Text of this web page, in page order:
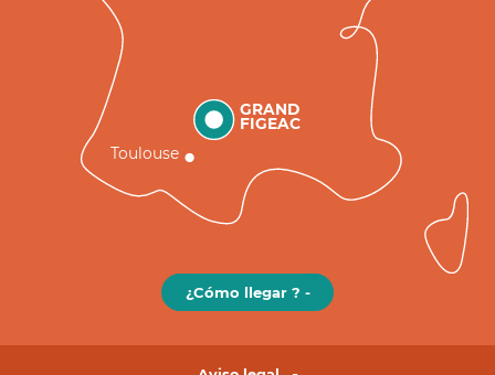
GRAND
FIGEAC
Toulouse
¿Cómo llegar ? -